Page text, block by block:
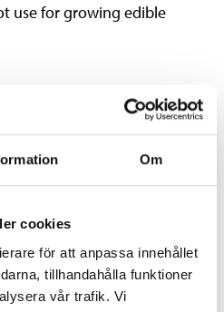
Om
cookies
för att anpassa innehållet
tillhandahålla funktioner
vår trafik. Vi
use for growing edible
12 l
354 mm
248
200 mm
LDPE/PP